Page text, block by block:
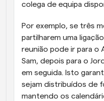
colega de equipa
Por exemplo, se três
partilharem uma
reunião pode ir para o
Sam, depois para o
em seguida. Isto
sejam distribuídos de
mantendo os